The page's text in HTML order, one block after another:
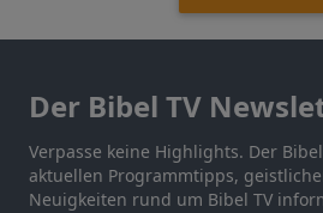
Der Bibel TV
Verpasse keine Highlights. Der
aktuellen Programmtipps,
Neuigkeiten rund um Bibel TV